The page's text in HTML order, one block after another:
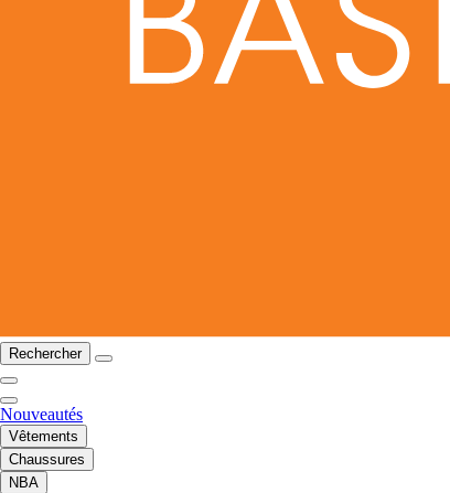
Rechercher
Nouveautés
Vêtements
Chaussures
NBA